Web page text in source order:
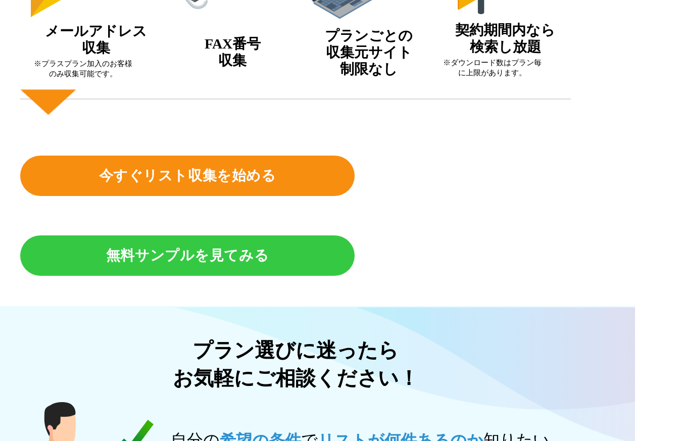
メールアドレス
収集
※プラスプラン加入のお客様
のみ収集可能です。
FAX番号
収集
プランごとの
収集元サイト
制限なし
契約期間内なら
検索し放題
※ダウンロード数はプラン毎
に上限があります。
今すぐリスト収集を始める
無料サンプルを見てみる
プラン選びに迷ったら
お気軽にご相談ください！